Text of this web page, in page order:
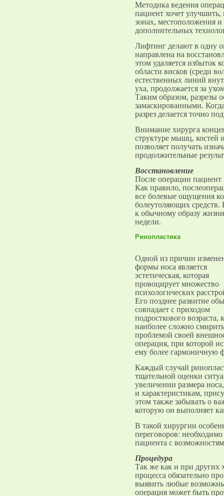
Методика ведения
пациент хочет
зонах, местоположения и
дополнительных
Лифтинг делают в одну
направлена на
этом удаляется избыток
области висков (среди
естественных линий
уха, продолжается за
Таким образом, разрезы
замаскированными.
разрез делается точно
Внимание хирурга
структуре мышц, костей
позволяет получать
продолжительные
Восстановление
После операции пациент
Как правило,
все болевые ощущения
болеутоляющих средств.
к обычному образу
недели.
Ринопластика
Одной из причин
формы носа является
эстетическая, которая
провоцирует множество
психологических
Его позднее развитие
совпадает с приходом
подросткового возраста,
наиболее сложно
проблемой своей
операция, при которой
ему более гармоничную
Каждый случай
тщательной оценки
увеличении размера
и характеристикам,
этом также забывать о
которую он выполняет
В такой хирургии
переговоров:
пациента с
Процедура
Так же как и при других
процесса обязательно
выявить любые
операция может быть